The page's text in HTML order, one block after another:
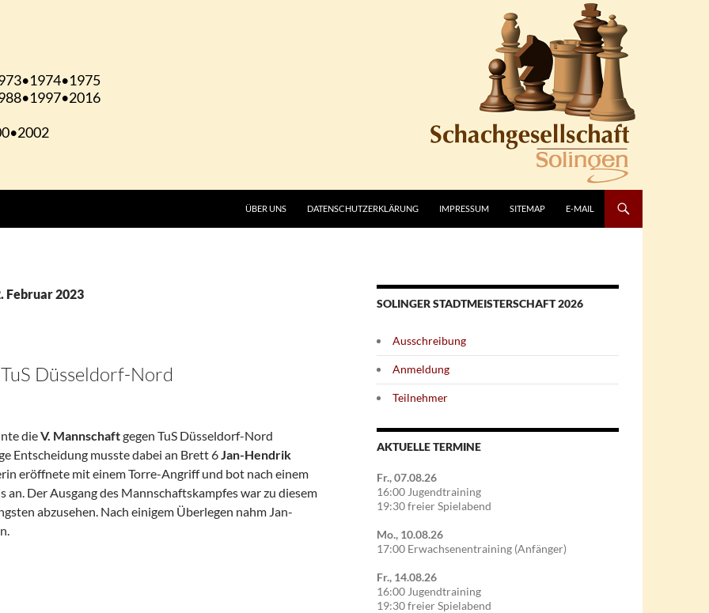
ÜBER UNS DATENSCHUTZERKLÄRUNG IMPRESSUM SITEMAP E-MAIL
Februar 2023
Düsseldorf-Nord
dieV. Mannschaftgegen TuS Düsseldorf-Nord
Entscheidung musste dabei an Brett 6Jan-Hendrik
eröffnete mit einem Torre-Angriff und bot nach einem
an. Der Ausgang des Mannschaftskampfes war zu diesem
abzusehen. Nach einigem Überlegen nahm Jan-
Nord
SOLINGER STADTMEISTERSCHAFT 2026
Ausschreibung
Anmeldung
Teilnehmer
AKTUELLE TERMINE
Fr., 07.08.26
16:00 Jugendtraining
19:30 freier Spielabend
Mo., 10.08.26
17:00 Erwachsenentraining (Anfänger)
Fr., 14.08.26
16:00 Jugendtraining
19:30 freier Spielabend